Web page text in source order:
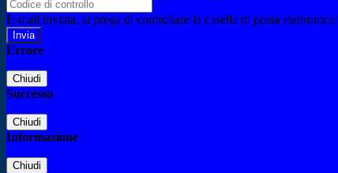
E-mail inviata, si prega di controllare la casella di posta elettronica!
Errore
Chiudi
Successo
Chiudi
Informazione
Chiudi